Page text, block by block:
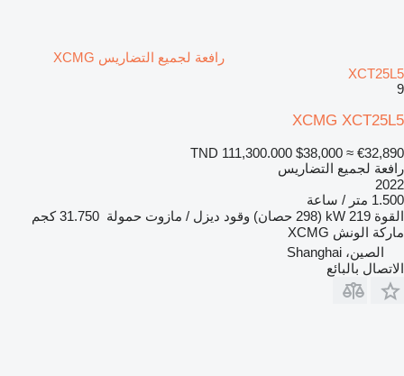
رافعة لجميع التضاريس XCMG
XCT25L5
9
XCMG XCT25L5
TND 111,300.000 $38,000 ≈ €32,890
رافعة لجميع التضاريس
2022
1.500 متر / ساعة
القوة 219 kW (298 حصان) وقود ديزل / مازوت حمولة 31.750 كجم
ماركة الونش XCMG
الصين، Shanghai
الاتصال بالبائع